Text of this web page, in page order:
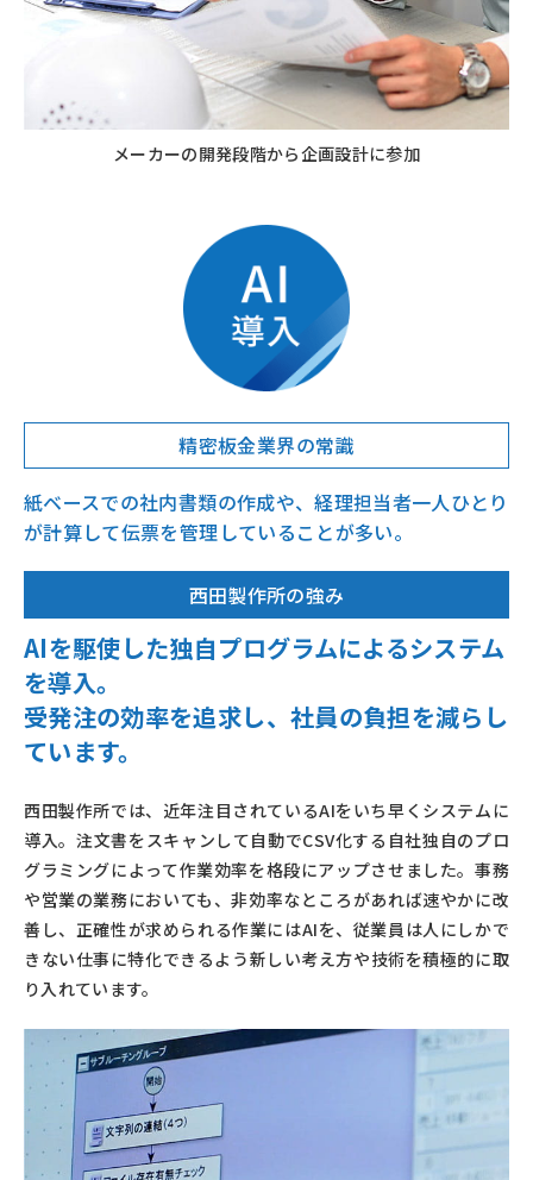
メーカーの開発段階から企画設計に参加
精密板金業界の常識
紙ベースでの社内書類の作成や、経理担当者一人ひとり
が計算して伝票を管理していることが多い。
西田製作所の強み
AIを駆使した独自プログラムによるシステム
を導入。
受発注の効率を追求し、社員の負担を減らし
ています。
西田製作所では、近年注目されているAIをいち早くシステムに
導入。注文書をスキャンして自動でCSV化する自社独自のプロ
グラミングによって作業効率を格段にアップさせました。事務
や営業の業務においても、非効率なところがあれば速やかに改
善し、正確性が求められる作業にはAIを、従業員は人にしかで
きない仕事に特化できるよう新しい考え方や技術を積極的に取
り入れています。